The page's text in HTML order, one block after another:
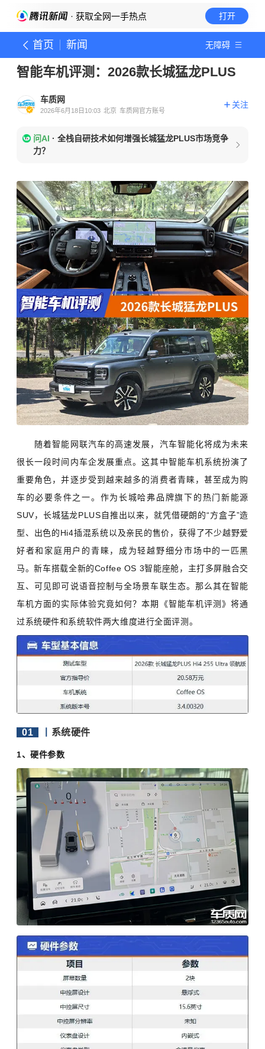
· 获取全网一手热点 打开
首页 新闻 无障碍
智能车机评测：2026款长城猛龙PLUS
车质网
2026年6月18日10:03 北京 车质网官方账号
关注
问AI · 全栈自研技术如何增强长城猛龙PLUS市场竞争
力？
随着智能网联汽车的高速发展，汽车智能化将成为未来
很长一段时间内车企发展重点。这其中智能车机系统扮演了
重要角色，并逐步受到越来越多的消费者青睐，甚至成为购
车的必要条件之一。作为长城哈弗品牌旗下的热门新能源
SUV，长城猛龙PLUS自推出以来，就凭借硬朗的“方盒子”造
型、出色的Hi4插混系统以及亲民的售价，获得了不少越野爱
好者和家庭用户的青睐，成为轻越野细分市场中的一匹黑
马。新车搭载全新的Coffee OS 3智能座舱，主打多屏融合交
互、可见即可说语音控制与全场景车联生态。那么其在智能
车机方面的实际体验究竟如何？本期《智能车机评测》将通
过系统硬件和系统软件两大维度进行全面评测。
01 系统硬件
1、硬件参数